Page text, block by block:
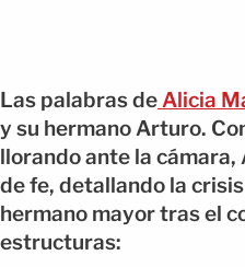
Las palabras deAlicia
y su hermano Arturo.
llorando ante la cámara,
de fe, detallando la
hermano mayor tras el
estructuras: